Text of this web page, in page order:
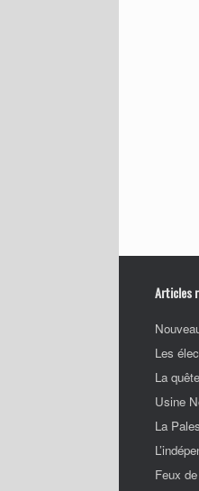
Articles
Les
La
Usine
La
Feux